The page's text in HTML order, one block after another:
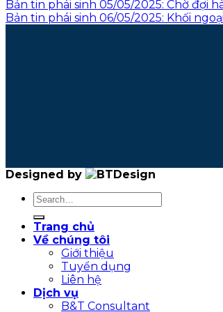
Bản tin phái sinh 05/05/2025: Chờ đợi
Bản tin phái sinh 06/05/2025: Khối
Designed by
Trang chủ
Về chúng tôi
Giới thiệu
Tuyển dụng
Liên hệ
Dịch vụ
B&T Consultant